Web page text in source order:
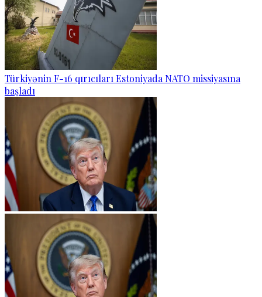
Türkiyənin F-16 qırıcıları Estoniyada NATO missiyasına
başladı